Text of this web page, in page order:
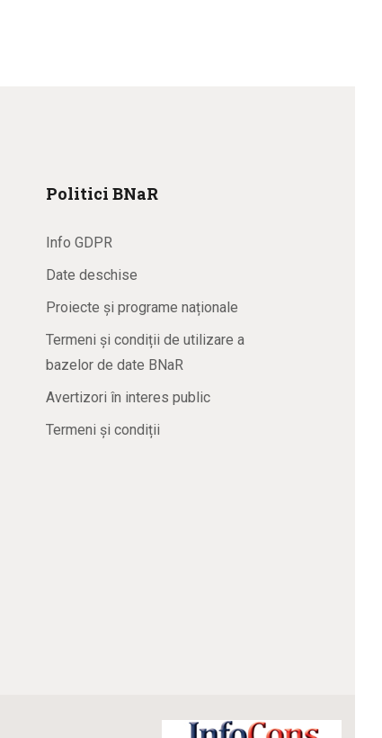
Politici BNaR
Info GDPR
Date deschise
Proiecte și programe naționale
Termeni și condiții de utilizare a
bazelor de date BNaR
Avertizori în interes public
Termeni și condiții